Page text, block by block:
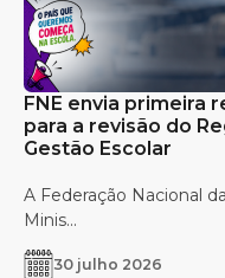
FNE envia primeira
para a revisão do
Gestão Escolar
A Federação Nacional
Minis...
30 julho 2026